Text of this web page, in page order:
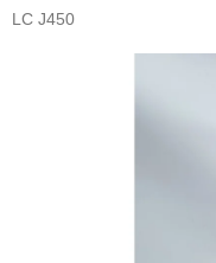
LC J450